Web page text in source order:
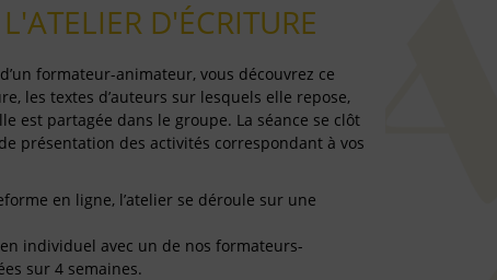
D'ÉCRITURE
formateur-animateur, vous découvrez ce
les textes d’auteurs sur lesquels elle repose,
est partagée dans le groupe. La séance se clôt
présentation des activités correspondant à vos
en ligne, l’atelier se déroule sur une
individuel avec un de nos formateurs-
sur 4 semaines.